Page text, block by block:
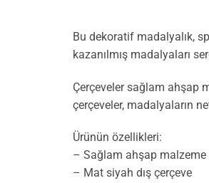
Bu dekoratif madalyalık,
kazanılmış madalyaları
Çerçeveler sağlam ahşap
çerçeveler, madalyaların
Ürünün özellikleri:
– Sağlam ahşap malzeme
– Mat siyah dış çerçeve